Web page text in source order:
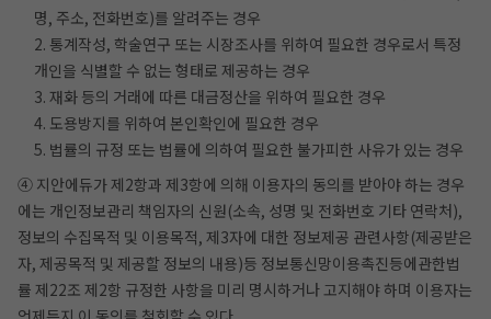
명, 주소, 전화번호)를 알려주는 경우
2. 통계작성, 학술연구 또는 시장조사를 위하여 필요한 경우로서 특정
개인을 식별할 수 없는 형태로 제공하는 경우
3. 재화 등의 거래에 따른 대금정산을 위하여 필요한 경우
4. 도용방지를 위하여 본인확인에 필요한 경우
5. 법률의 규정 또는 법률에 의하여 필요한 불가피한 사유가 있는 경우
④ 지안에듀가 제2항과 제3항에 의해 이용자의 동의를 받아야 하는 경우
에는 개인정보관리 책임자의 신원(소속, 성명 및 전화번호 기타 연락처),
정보의 수집목적 및 이용목적, 제3자에 대한 정보제공 관련사항(제공받은
자, 제공목적 및 제공할 정보의 내용)등 정보통신망이용촉진등에관한법
률 제22조 제2항 규정한 사항을 미리 명시하거나 고지해야 하며 이용자는